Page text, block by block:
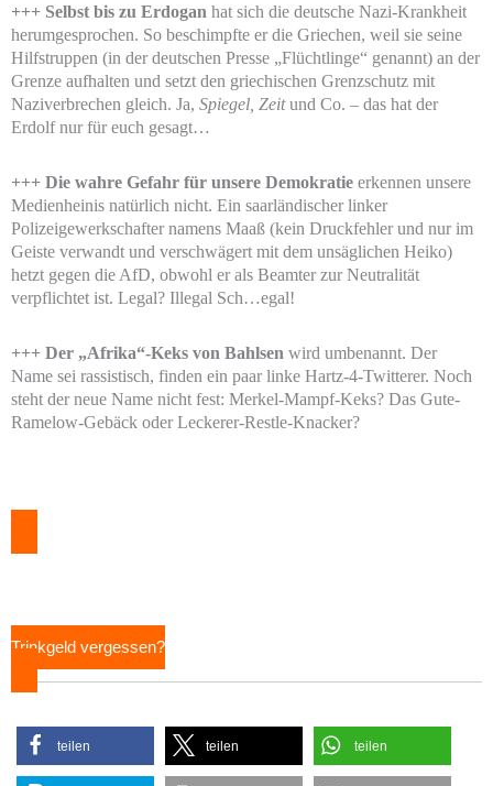
+++ Selbst bis zu Erdogan hat sich die deutsche Nazi-Krankheit
herumgesprochen. So beschimpfte er die Griechen, weil sie seine
Hilfstruppen (in der deutschen Presse „Flüchtlinge“ genannt) an der
Grenze aufhalten und setzt den griechischen Grenzschutz mit
Naziverbrechen gleich. Ja, Spiegel, Zeitund Co. – das hat der
Erdolf nur für euch gesagt…
+++ Die wahre Gefahr für unsere Demokratie erkennen unsere
Medienheinis natürlich nicht. Ein saarländischer linker
Polizeigewerkschafter namens Maaß (kein Druckfehler und nur im
Geiste verwandt und verschwägert mit dem unsäglichen Heiko)
hetzt gegen die AfD, obwohl er als Beamter zur Neutralität
verpflichtet ist. Legal? Illegal Sch…egal!
+++ Der „Afrika“-Keks von Bahlsen wird umbenannt. Der
Name sei rassistisch, finden ein paar linke Hartz-4-Twitterer. Noch
steht der neue Name nicht fest: Merkel-Mampf-Keks? Das Gute-
Ramelow-Gebäck oder Leckerer-Restle-Knacker?
Trinkgeld vergessen?
teilen teilen teilen